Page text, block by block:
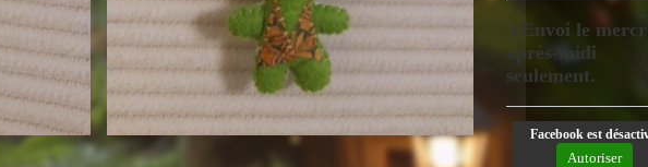
Envoi le
après-midi
seulement.
Facebook est
Autoriser